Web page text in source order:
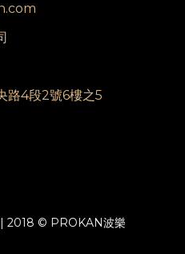
路4段2號6樓之5
| 2018 © PROKAN波樂